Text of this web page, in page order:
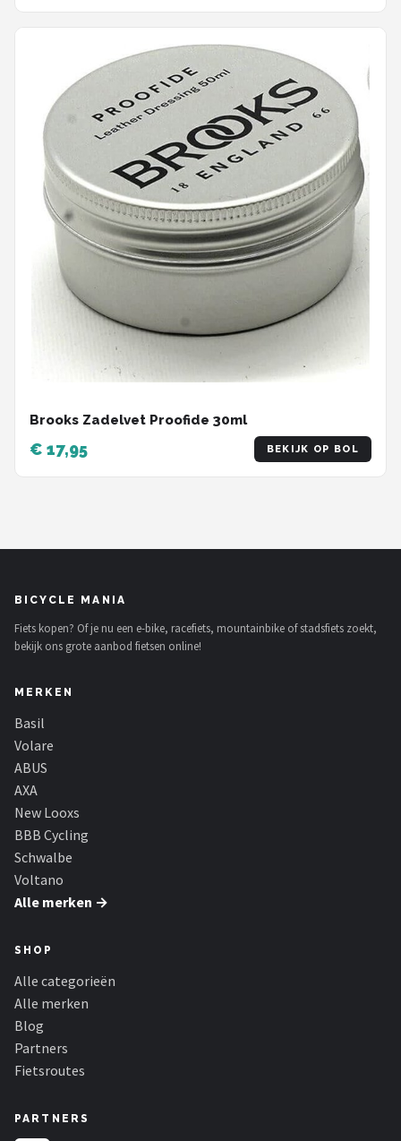
Brooks Zadelvet Proofide 30ml
€ 17,95 BEKIJK OP BOL
BICYCLE MANIA
Fiets kopen? Of je nu een e-bike, racefiets, mountainbike of stadsfiets zoekt,
bekijk ons grote aanbod fietsen online!
MERKEN
Basil
Volare
ABUS
AXA
New Looxs
BBB Cycling
Schwalbe
Voltano
Alle merken →
SHOP
Alle categorieën
Alle merken
Blog
Partners
Fietsroutes
PARTNERS